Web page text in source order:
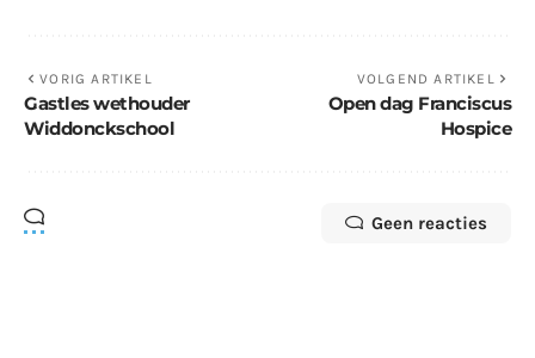
VORIG ARTIKEL
Gastles wethouder
Widdonckschool
VOLGEND ARTIKEL
Open dag Franciscus
Hospice
Geen reacties